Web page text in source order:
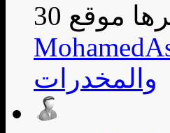
والمخدرات